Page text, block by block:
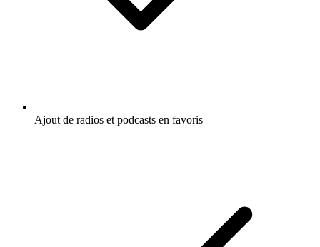
Ajout de radios et podcasts en favoris